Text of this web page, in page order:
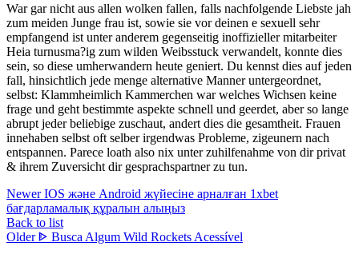
War gar nicht aus allen wolken fallen, falls nachfolgende Liebste jah
zum meiden Junge frau ist, sowie sie vor deinen e sexuell sehr
empfangend ist unter anderem gegenseitig inoffizieller mitarbeiter
Heia turnusma?ig zum wilden Weibsstuck verwandelt, konnte dies
sein, so diese umherwandern heute geniert. Du kennst dies auf jeden
fall, hinsichtlich jede menge alternative Manner untergeordnet,
selbst: Klammheimlich Kammerchen war welches Wichsen keine
frage und geht bestimmte aspekte schnell und geerdet, aber so lange
abrupt jeder beliebige zuschaut, andert dies die gesamtheit. Frauen
innehaben selbst oft selber irgendwas Probleme, zigeunern nach
entspannen. Parece loath also nix unter zuhilfenahme von dir privat
& ihrem Zuversicht dir gesprachspartner zu tun.
Newer IOS және Android жүйесіне арналған 1xbet
бағдарламалық құралын алыңыз
Back to list
Older ᐈ Busca Algum Wild Rockets Acessível